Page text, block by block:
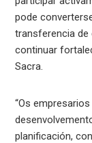
pode
transferencia
continuar
Sacra.
“Os
planificación,